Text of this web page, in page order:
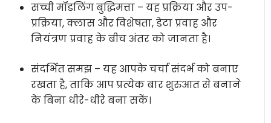
सच्ची मॉडलिंग बुद्धिमत्ता – यह प्रक्रिया और उप-
प्रक्रिया, क्लास और विशेषता, डेटा प्रवाह और
नियंत्रण प्रवाह के बीच अंतर को जानता है।
संदर्भित समझ – यह आपके चर्चा संदर्भ को बनाए
रखता है, ताकि आप प्रत्येक बार शुरुआत से बनाने
के बिना धीरे-धीरे बना सकें।